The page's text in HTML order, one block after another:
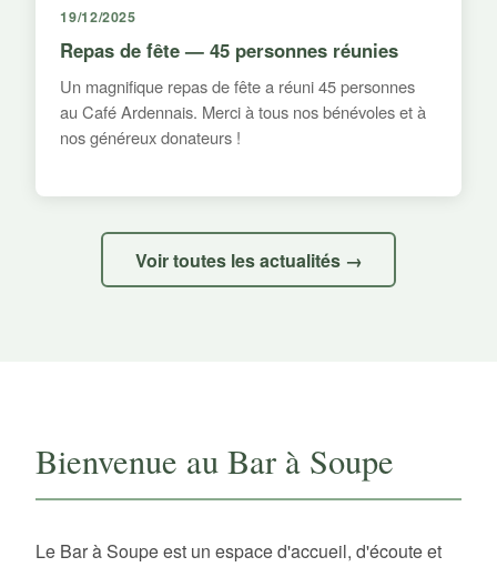
19/12/2025
Repas de fête — 45 personnes réunies
Un magnifique repas de fête a réuni 45 personnes
au Café Ardennais. Merci à tous nos bénévoles et à
nos généreux donateurs !
Voir toutes les actualités →
Bienvenue au Bar à Soupe
Le Bar à Soupe est un espace d'accueil, d'écoute et